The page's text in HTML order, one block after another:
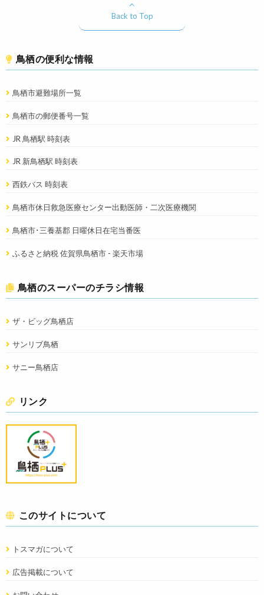
Back to Top
鳥栖の便利な情報
鳥栖市避難場所一覧
鳥栖市の郵便番号一覧
JR 鳥栖駅 時刻表
JR 新鳥栖駅 時刻表
西鉄バス 時刻表
鳥栖市休日救急医療センター出動医師・二次医療機関
鳥栖市･三養基郡 日曜休日在宅当番医
ふるさと納税 佐賀県鳥栖市 - 楽天市場
鳥栖のスーパーのチラシ情報
ザ・ビッグ鳥栖店
サンリブ鳥栖
サニー鳥栖店
リンク
このサイトについて
トスマガについて
広告掲載について